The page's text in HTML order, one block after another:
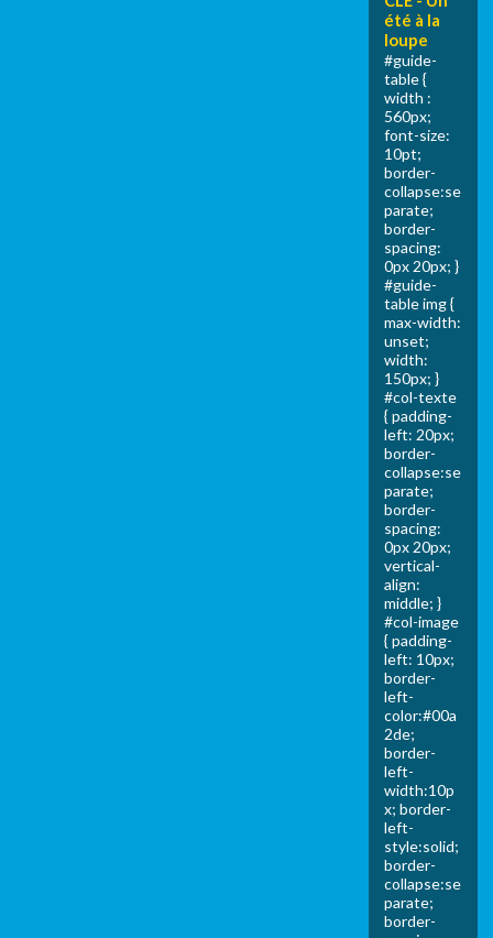
été à la
loupe
#guide-
table {
width :
560px;
font-size:
10pt;
border-
collapse:se
parate;
border-
spacing:
0px 20px; }
#guide-
table img {
max-width:
unset;
width:
150px; }
#col-texte
{ padding-
left: 20px;
border-
collapse:se
parate;
border-
spacing:
0px 20px;
vertical-
align:
middle; }
#col-image
{ padding-
left: 10px;
border-
left-
color:#00a
2de;
border-
left-
width:10p
x; border-
left-
style:solid;
border-
collapse:se
parate;
border-